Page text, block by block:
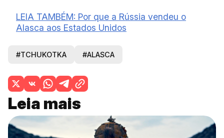
LEIA TAMBÉM: Por que a Rússia vendeu o
Alasca aos Estados Unidos
#TCHUKOTKA #ALASCA
Leia mais